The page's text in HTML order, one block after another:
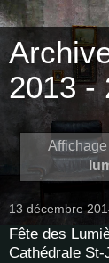
2013 -
13 décembre
Fête des
Cathédrale St-